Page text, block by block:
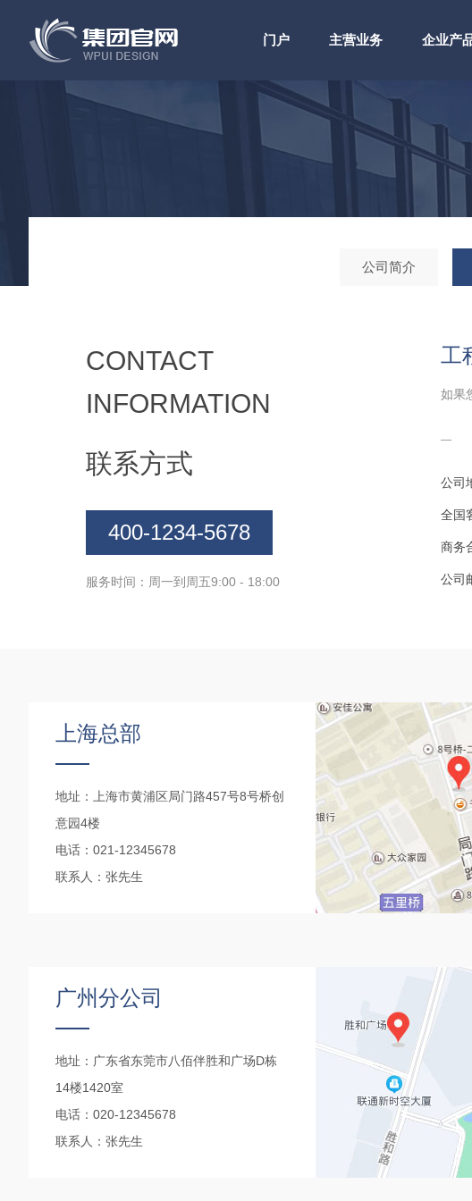
门户 主营业务 企业产
公司简介
CONTACT
INFORMATION
联系方式
400-1234-5678
服务时间：周一到周五9:00 - 18:00
工
如果
公司
全国
商务
公司
上海总部
地址：上海市黄浦区局门路457号8号桥创
意园4楼
电话：021-12345678
联系人：张先生
广州分公司
地址：广东省东莞市八佰伴胜和广场D栋
14楼1420室
电话：020-12345678
联系人：张先生